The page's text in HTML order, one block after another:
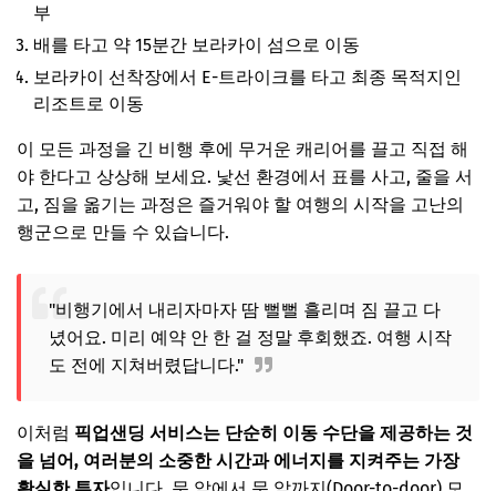
마무리하며: 편안한 시작을 위한 마지막 체크리스트
부
배를 타고 약 15분간 보라카이 섬으로 이동
보라카이 선착장에서 E-트라이크를 타고 최종 목적지인
리조트로 이동
이 모든 과정을 긴 비행 후에 무거운 캐리어를 끌고 직접 해
야 한다고 상상해 보세요. 낯선 환경에서 표를 사고, 줄을 서
고, 짐을 옮기는 과정은 즐거워야 할 여행의 시작을 고난의
행군으로 만들 수 있습니다.
"비행기에서 내리자마자 땀 뻘뻘 흘리며 짐 끌고 다
녔어요. 미리 예약 안 한 걸 정말 후회했죠. 여행 시작
도 전에 지쳐버렸답니다."
이처럼 픽업샌딩 서비스는 단순히 이동 수단을 제공하는 것
을 넘어, 여러분의 소중한 시간과 에너지를 지켜주는 가장